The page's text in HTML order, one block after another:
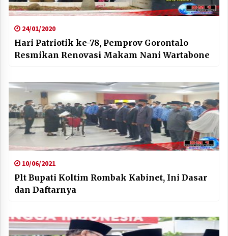
24/01/2020
Hari Patriotik ke-78, Pemprov Gorontalo
Resmikan Renovasi Makam Nani Wartabone
10/06/2021
Plt Bupati Koltim Rombak Kabinet, Ini Dasar
dan Daftarnya